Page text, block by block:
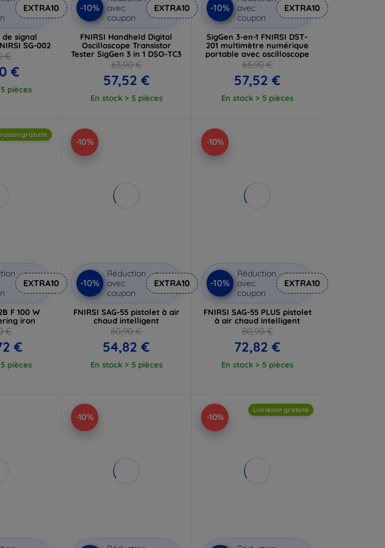
EXTRA10
signal
SG-002
€
€
pièces
-10%
avec
coupon
EXTRA10
FNIRSI Handheld Digital
Oscilloscope Transistor
Tester SigGen 3 in 1 DSO-TC3
63,90 €
57,52 €
En stock > 5 pièces
-10%
avec
coupon
EXTRA10
SigGen 3-en-1 FNIRSI DST-
201 multimètre numérique
portable avec oscilloscope
63,90 €
57,52 €
En stock > 5 pièces
gratuite
EXTRA10
F 100 W
iron
€
€
pièces
-10%
-10%
Réduction
avec
coupon
EXTRA10
FNIRSI SAG-55 pistolet à air
chaud intelligent
60,90 €
54,82 €
En stock > 5 pièces
-10%
-10%
Réduction
avec
coupon
EXTRA10
FNIRSI SAG-55 PLUS pistolet
à air chaud intelligent
80,90 €
72,82 €
En stock > 5 pièces
-10% -10%
Livraison gratuite